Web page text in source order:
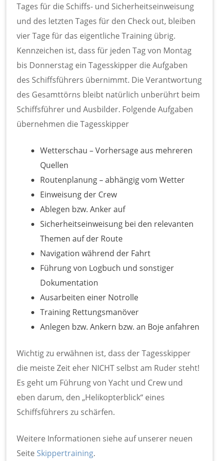
Tages für die Schiffs- und Sicherheitseinweisung
und des letzten Tages für den Check out, bleiben
vier Tage für das eigentliche Training übrig.
Kennzeichen ist, dass für jeden Tag von Montag
bis Donnerstag ein Tagesskipper die Aufgaben
des Schiffsführers übernimmt. Die Verantwortung
des Gesamttörns bleibt natürlich unberührt beim
Schiffsführer und Ausbilder. Folgende Aufgaben
übernehmen die Tagesskipper
Wetterschau – Vorhersage aus mehreren
Quellen
Routenplanung – abhängig vom Wetter
Einweisung der Crew
Ablegen bzw. Anker auf
Sicherheitseinweisung bei den relevanten
Themen auf der Route
Navigation während der Fahrt
Führung von Logbuch und sonstiger
Dokumentation
Ausarbeiten einer Notrolle
Training Rettungsmanöver
Anlegen bzw. Ankern bzw. an Boje anfahren
Wichtig zu erwähnen ist, dass der Tagesskipper
die meiste Zeit eher NICHT selbst am Ruder steht!
Es geht um Führung von Yacht und Crew und
eben darum, den „Helikopterblick“ eines
Schiffsführers zu schärfen.
Weitere Informationen siehe auf unserer neuen
Seite Skippertraining.